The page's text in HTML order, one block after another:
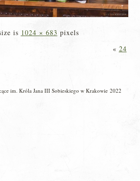
is 1024 × 683 pixels
« 24
im. Króla Jana III Sobieskiego w Krakowie 2022